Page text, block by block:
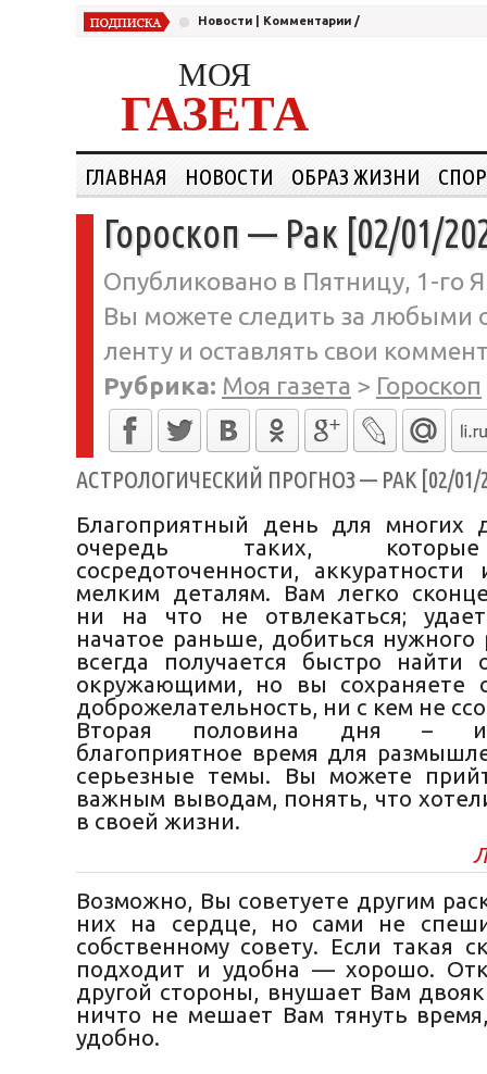
Новости Комментарии /
МОЯ
ГАЗЕТА
ГЛАВНАЯ НОВОСТИ ОБРАЗ ЖИЗНИ
Гороскоп — Рак [02/01/
Опубликовано в Пятницу, 1-го
Вы можете следить за любыми
ленту и оставлять свои
Рубрика: Моя газета > Гороскоп
АСТРОЛОГИЧЕСКИЙ ПРОГНОЗ — РАК [02/01/
Благоприятный день для многих
очередь таких,
сосредоточенности,
мелким деталям. Вам легко
ни на что не отвлекаться;
начатое раньше, добиться нужного
всегда получается быстро
окружающими, но вы сохраняете
доброжелательность, ни с кем не
Вторая половина дня –
благоприятное время для
серьезные темы. Вы можете
важным выводам, понять, что
в своей жизни.
Возможно, Вы советуете другим
них на сердце, но сами не
собственному совету. Если такая
подходит и удобна — хорошо.
другой стороны, внушает Вам
ничто не мешает Вам тянуть
удобно.